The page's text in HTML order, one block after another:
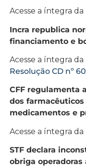
Acesse a íntegra da
Incra republica
financiamento e
Acesse a íntegra da
Resolução CD nº
CFF regulamenta
dos
medicamentos e
Acesse a íntegra da
STF declara
obriga